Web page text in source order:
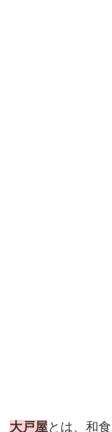
大戸屋とは、和